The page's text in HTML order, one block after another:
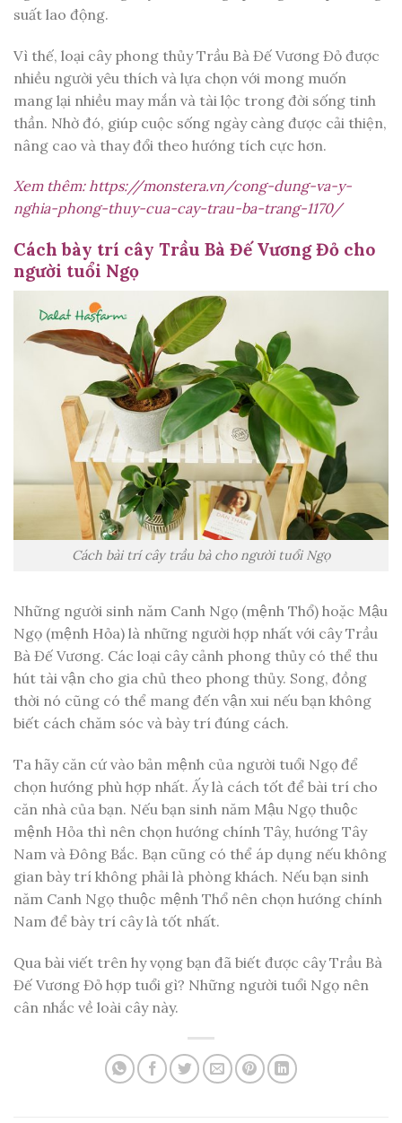
suất lao động.
Vì thế, loại cây phong thủy Trầu Bà Đế Vương Đỏ được
nhiều người yêu thích và lựa chọn với mong muốn
mang lại nhiều may mắn và tài lộc trong đời sống tinh
thần. Nhờ đó, giúp cuộc sống ngày càng được cải thiện,
nâng cao và thay đổi theo hướng tích cực hơn.
Xem thêm:https://monstera.vn/cong-dung-va-y-
nghia-phong-thuy-cua-cay-trau-ba-trang-1170/
Cách bày trí cây Trầu Bà Đế Vương Đỏ cho
người tuổi Ngọ
Cách bài trí cây trầu bà cho người tuổi Ngọ
Những người sinh năm Canh Ngọ (mệnh Thổ) hoặc Mậu
Ngọ (mệnh Hỏa) là những người hợp nhất với cây Trầu
Bà Đế Vương. Các loại cây cảnh phong thủy có thể thu
hút tài vận cho gia chủ theo phong thủy. Song, đồng
thời nó cũng có thể mang đến vận xui nếu bạn không
biết cách chăm sóc và bày trí đúng cách.
Ta hãy căn cứ vào bản mệnh của người tuổi Ngọ để
chọn hướng phù hợp nhất. Ấy là cách tốt để bài trí cho
căn nhà của bạn. Nếu bạn sinh năm Mậu Ngọ thuộc
mệnh Hỏa thì nên chọn hướng chính Tây, hướng Tây
Nam và Đông Bắc. Bạn cũng có thể áp dụng nếu không
gian bày trí không phải là phòng khách. Nếu bạn sinh
năm Canh Ngọ thuộc mệnh Thổ nên chọn hướng chính
Nam để bày trí cây là tốt nhất.
Qua bài viết trên hy vọng bạn đã biết được cây Trầu Bà
Đế Vương Đỏ hợp tuổi gì? Những người tuổi Ngọ nên
cân nhắc về loài cây này.